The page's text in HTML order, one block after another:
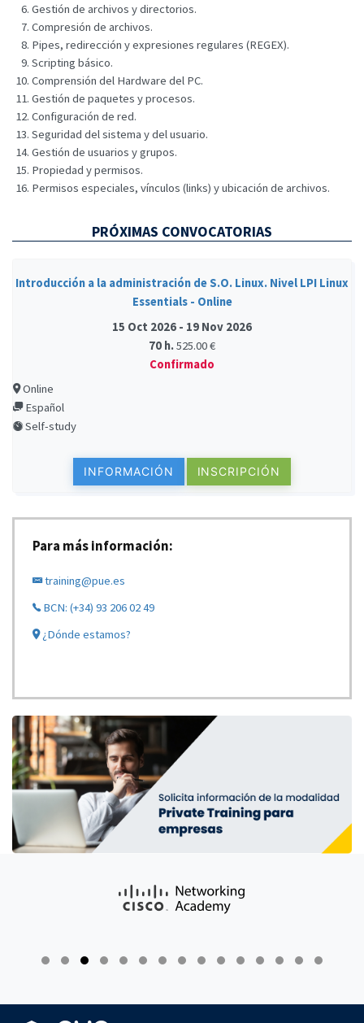
Gestión de archivos y directorios.
Compresión de archivos.
Pipes, redirección y expresiones regulares (REGEX).
Scripting básico.
Comprensión del Hardware del PC.
Gestión de paquetes y procesos.
Configuración de red.
Seguridad del sistema y del usuario.
Gestión de usuarios y grupos.
Propiedad y permisos.
Permisos especiales, vínculos (links) y ubicación de archivos.
PRÓXIMAS CONVOCATORIAS
Introducción a la administración de S.O. Linux. Nivel LPI Linux
Essentials - Online
15 Oct 2026 - 19 Nov 2026
70 h.525.00 €
Confirmado
Online
Español
Self-study
INFORMACIÓN INSCRIPCIÓN
Para más información:
training@pue.es
BCN: (+34) 93 206 02 49
¿Dónde estamos?